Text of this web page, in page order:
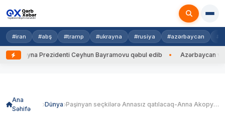
#iran #abş #tramp #ukrayna #rusiya #azərbaycan
Ukrayna Prezidenti Ceyhun Bayramovu qəbul edib Azərbaycan və
Ana
Səhifə
Dünya Paşinyan seçkilərə Annasız qatılacaq-Anna Akopyandan açıqlama